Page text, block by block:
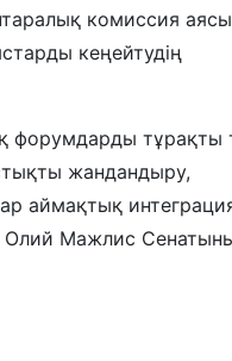
комиссия
кеңейтудің
форумдарды тұрақты
жандандыру,
аймақтық
Олий Мажлис